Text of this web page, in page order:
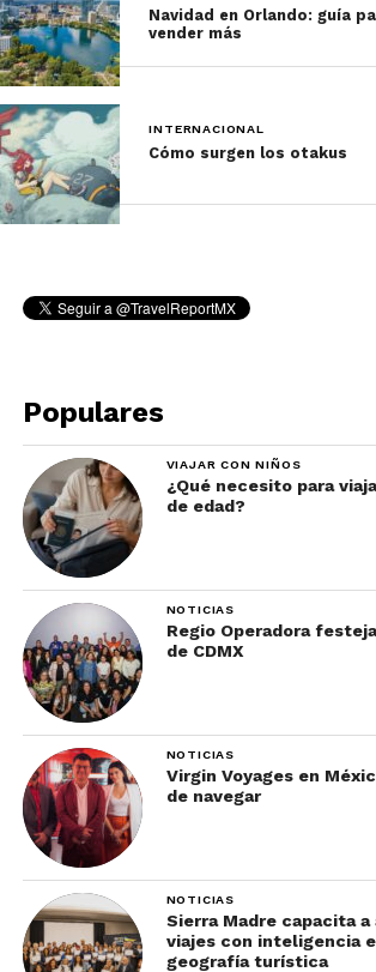
Navidad en Orlando: guía
vender más
INTERNACIONAL
Cómo surgen los otakus
Populares
VIAJAR CON NIÑOS
¿Qué necesito para
de edad?
NOTICIAS
Regio Operadora
de CDMX
NOTICIAS
Virgin Voyages en
de navegar
NOTICIAS
Sierra Madre capacita a
viajes con inteligencia
geografía turística